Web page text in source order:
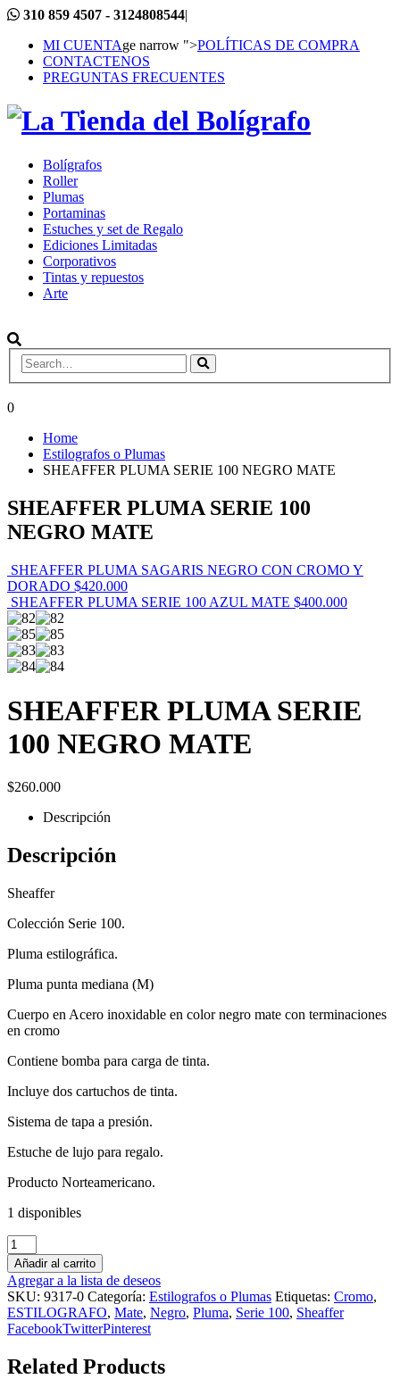
310 859 4507 - 3124808544|
MI CUENTAge narrow ">POLÍTICAS DE COMPRA
CONTACTENOS
PREGUNTAS FRECUENTES
Bolígrafos
Roller
Plumas
Portaminas
Estuches y set de Regalo
Ediciones Limitadas
Corporativos
Tintas y repuestos
Arte
0
Home
Estilografos o Plumas
SHEAFFER PLUMA SERIE 100 NEGRO MATE
SHEAFFER PLUMA SERIE 100
NEGRO MATE
SHEAFFER PLUMA SAGARIS NEGRO CON CROMO Y
DORADO $420.000
SHEAFFER PLUMA SERIE 100 AZUL MATE $400.000
SHEAFFER PLUMA SERIE
100 NEGRO MATE
$260.000
Descripción
Descripción
Sheaffer
Colección Serie 100.
Pluma estilográfica.
Pluma punta mediana (M)
Cuerpo en Acero inoxidable en color negro mate con terminaciones
en cromo
Contiene bomba para carga de tinta.
Incluye dos cartuchos de tinta.
Sistema de tapa a presión.
Estuche de lujo para regalo.
Producto Norteamericano.
1 disponibles
Añadir al carrito
Agregar a la lista de deseos
SKU: 9317-0 Categoría: Estilografos o Plumas Etiquetas: Cromo,
ESTILOGRAFO, Mate, Negro, Pluma, Serie 100, Sheaffer
FacebookTwitterPinterest
Related Products